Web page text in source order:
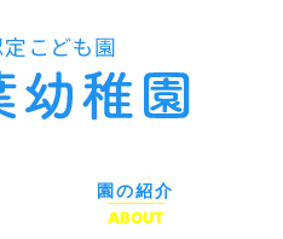
園の紹介
ABOUT